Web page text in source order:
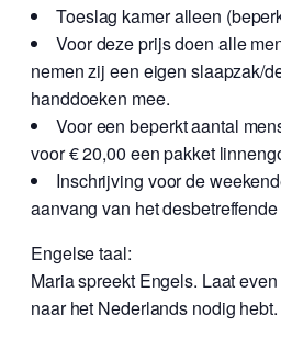
Toeslag kamer alleen
Voor deze prijs doen alle
nemen zij een eigen slaapzak/
handdoeken mee.
Voor een beperkt aantal
voor € 20,00 een pakket
Inschrijving voor de
aanvang van het
Engelse taal:
Maria spreekt Engels. Laat
naar het Nederlands nodig hebt.